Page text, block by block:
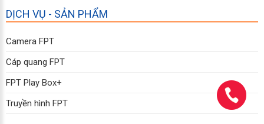
DỊCH VỤ - SẢN PHẨM
Camera FPT
Cáp quang FPT
FPT Play Box+
Truyền hình FPT